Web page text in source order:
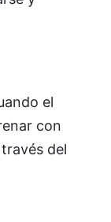
el
con
del